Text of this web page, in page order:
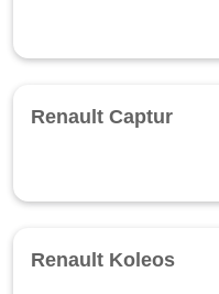
Renault Captur
Renault Koleos